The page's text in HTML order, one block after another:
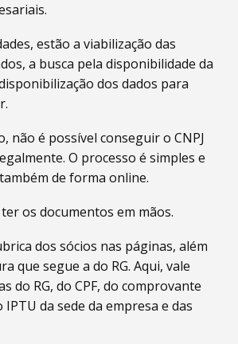
estão a viabilização das
a busca pela disponibilidade da
dos dados para
não é possível conseguir o CNPJ
O processo é simples e
de forma online.
os documentos em mãos.
dos sócios nas páginas, além
que segue a do RG. Aqui, vale
do RG, do CPF, do comprovante
IPTU da sede da empresa e das